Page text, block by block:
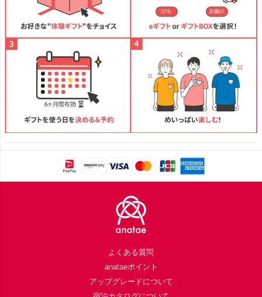
よくある質問
anataeポイント
アップグレードについて